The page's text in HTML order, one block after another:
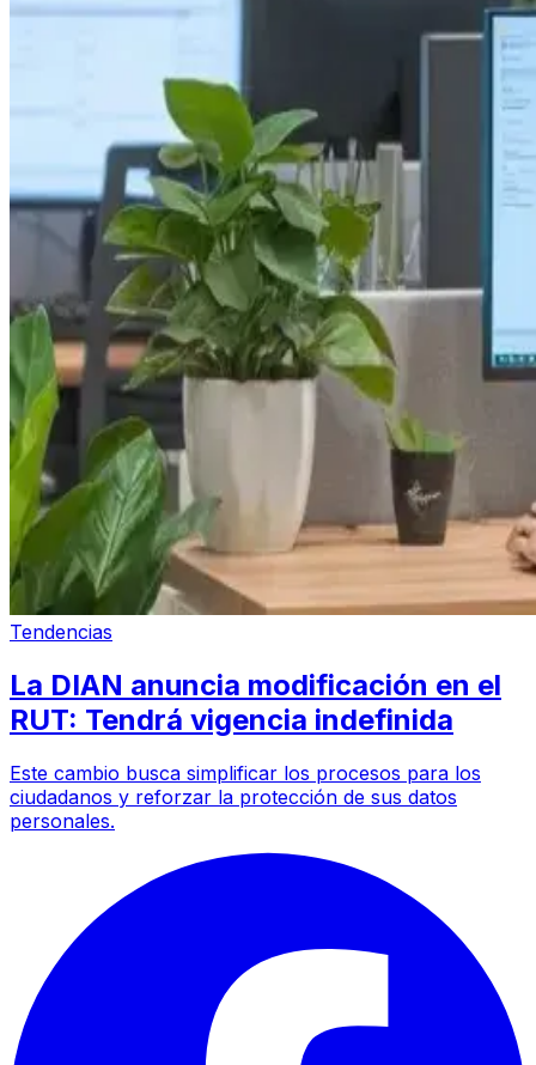
Tendencias
La DIAN anuncia modificación en el
RUT: Tendrá vigencia indefinida
Este cambio busca simplificar los procesos para los
ciudadanos y reforzar la protección de sus datos
personales.